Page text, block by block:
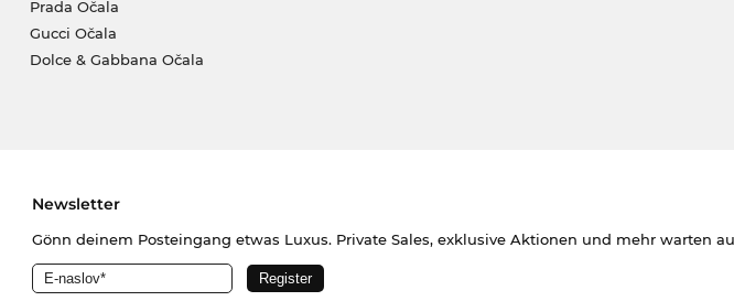
Prada Očala
Gucci Očala
Dolce & Gabbana Očala
Newsletter
Gönn deinem Posteingang etwas Luxus. Private Sales, exklusive Aktionen und mehr warten